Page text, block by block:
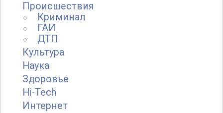
Происшествия
Криминал
ГАИ
ДТП
Культура
Наука
Здоровье
Hi-Tech
Интернет